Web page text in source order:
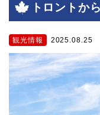
トロントか
観光情報 2025.08.25